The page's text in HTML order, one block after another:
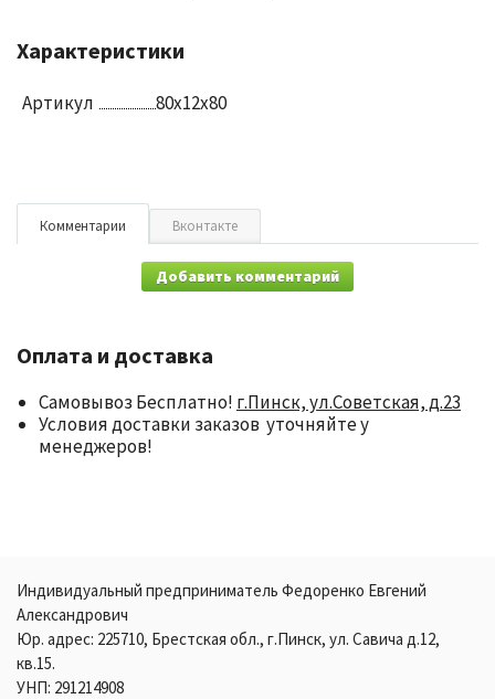
Характеристики
Артикул 80х12х80
Комментарии Вконтакте
Добавить комментарий
Оплата и доставка
Самовывоз Бесплатно! г.Пинск, ул.Советская, д.23
Условия доставки заказов уточняйте у
менеджеров!
Индивидуальный предприниматель Федоренко Евгений
Александрович
Юр. адрес: 225710, Брестская обл., г.Пинск, ул. Савича д.12,
кв.15.
УНП: 291214908